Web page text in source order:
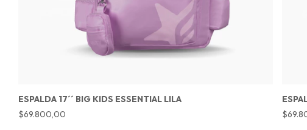
ESPALDA 17´´ BIG KIDS ESSENTIAL LILA
$69.800,00